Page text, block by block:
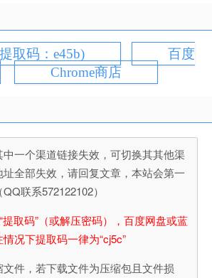
取码：e45b)
百度
Chrome商店
一个渠道链接失效，可切换其其他渠
全部失效，请回复文章，本站会第一
联系572122102）
取码”（或解压密码），百度网盘或蓝
况下提取码一律为“cj5c”
件，若下载文件为压缩包且文件损